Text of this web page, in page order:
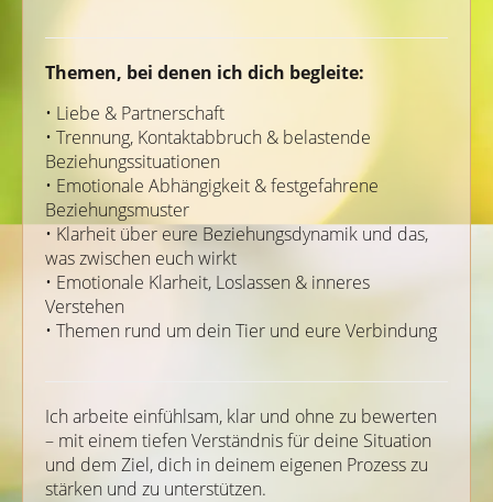
Themen, bei denen ich dich begleite:
• Liebe & Partnerschaft
• Trennung, Kontaktabbruch & belastende
Beziehungssituationen
• Emotionale Abhängigkeit & festgefahrene
Beziehungsmuster
• Klarheit über eure Beziehungsdynamik und das,
was zwischen euch wirkt
• Emotionale Klarheit, Loslassen & inneres
Verstehen
• Themen rund um dein Tier und eure Verbindung
Ich arbeite einfühlsam, klar und ohne zu bewerten
– mit einem tiefen Verständnis für deine Situation
und dem Ziel, dich in deinem eigenen Prozess zu
stärken und zu unterstützen.